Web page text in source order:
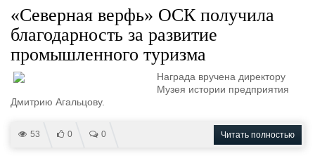
«Северная верфь» ОСК получила
благодарность за развитие
промышленного туризма
Награда вручена директору
Музея истории предприятия
Дмитрию Агальцову.
53 0 0 Читать полностью